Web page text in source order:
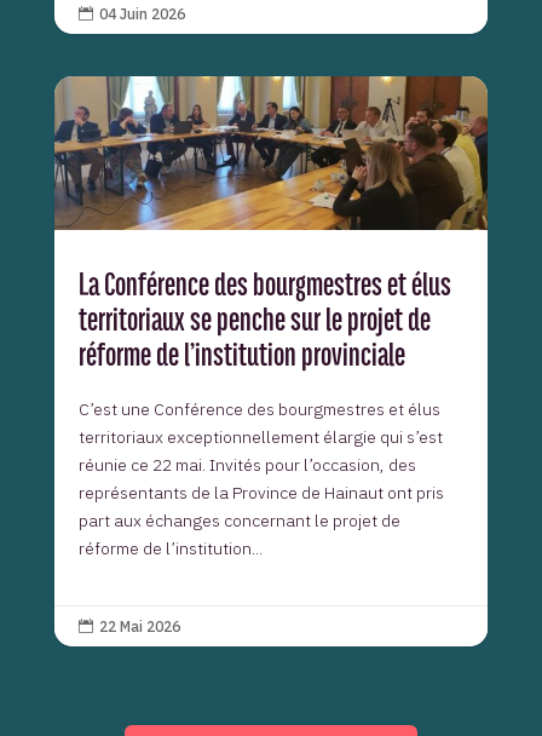
 04 Juin 2026
La Conférence des bourgmestres et élus
territoriaux se penche sur le projet de
réforme de l’institution provinciale
C’est une Conférence des bourgmestres et élus
territoriaux exceptionnellement élargie qui s’est
réunie ce 22 mai. Invités pour l’occasion, des
représentants de la Province de Hainaut ont pris
part aux échanges concernant le projet de
réforme de l’institution...
 22 Mai 2026